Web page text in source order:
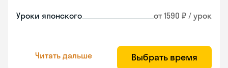
Уроки японского от 1590 ₽ / урок
Читать дальше Выбрать время